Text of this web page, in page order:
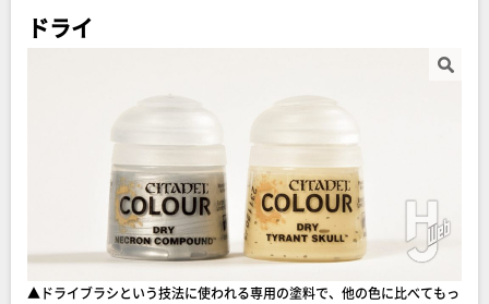
ドライ
▲ドライブラシという技法に使われる専用の塗料で、他の色に比べてもっ